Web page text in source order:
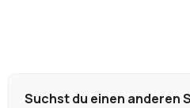
Suchst du einen anderen